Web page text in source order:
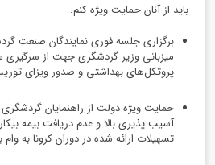
باید از آنان حمایت ویژه کنم.
برگزاری جلسه فوری نمایندگان صنعت
میزبانی وزیر گردشگری جهت از
پروتکل‌های بهداشتی و صدور ویزای
حمایت ویژه دولت از راهنمایان
آسیب پذیری بالا و عدم دریافت بیمه
تسهیلات ارائه شده در دوران کرونا به